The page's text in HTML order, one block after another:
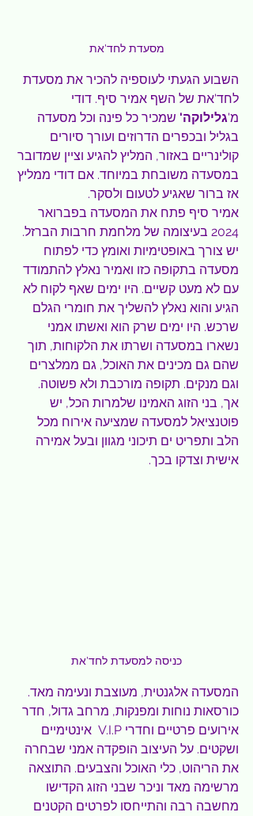
מסעדת לחד'את
השבוע הגעתי לעוספיה להכיר את מסעדת
לחד'את של השף אמיר סיף. דודי
מ'גלילוקה' שמכיר כל פינה וכל מסעדה
בגליל ובכפרים הדרוזים ועורך סיורים
קולינריים באזור, המליץ להגיע וציין שמדובר
במסעדה משובחת במיוחד. אם דודי ממליץ
אז ברור שאגיע לטעום ולסקר.
אמיר סיף פתח את המסעדה בפברואר
2024 בעיצומה של מלחמת חרבות הברזל.
יש צורך באופטימיות ואומץ כדי לפתוח
מסעדה בתקופה כזו ואמיר נאלץ להתמודד
עם לא מעט קשיים. היו ימים שאף לקוח לא
הגיע והוא נאלץ להשליך את חומרי הגלם
שרכש. היו ימים שרק הוא ואשתו אמני
נשארו במסעדה ושרתו את הלקוחות, תוך
שהם גם מכינים את האוכל, גם ממלצרים
וגם מנקים. תקופה מורכבת ולא פשוטה.
אך, בני הזוג האמינו שלמרות הכל, יש
פוטנציאל למסעדה שמציעה אירוח מכל
הלב ותפריט ים תיכוני מגוון ובעל אמירה
אישית וצדקו בכך.
כניסה למסעדת לחד'את
המסעדה אלגנטית, מעוצבת ונעימה מאד.
כורסאות נוחות ומפנקות, מרחב גדול, חדר
אירועים פרטיים וחדרי V.I.P  אינטימיים
ושקטים. על העיצוב הופקדה אמני שבחרה
את הריהוט, כלי האוכל והצבעים. התוצאה
מרשימה מאד וניכר שבני הזוג הקדישו
מחשבה רבה והתייחסו לפרטים הקטנים